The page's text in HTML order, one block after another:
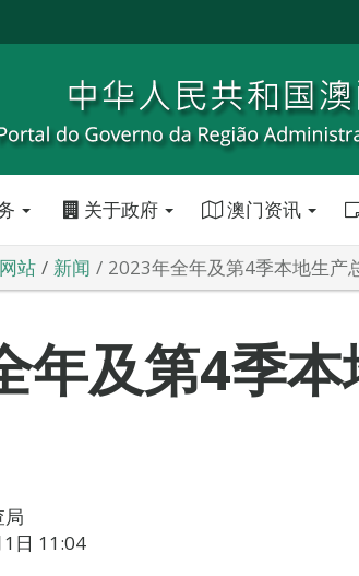
关于政府 澳门资讯
站 新闻 2023年全年及第4季本地生产
年及第4季
局
日 11:04